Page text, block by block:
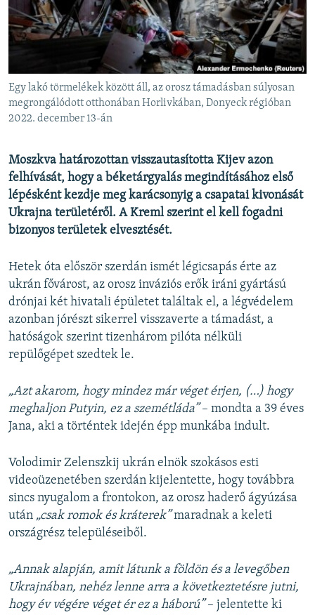
EURÓPAI UNIÓ
VILÁG
KLÍMAVÁLTOZÁS
A MÚLT TANULSÁGAI
Valamennyi RFE/RL weboldal
Egy lakó törmelékek között áll, az orosz támadásban súlyosan
megrongálódott otthonában Horlivkában, Donyeck régióban
2022. december 13-án
Moszkva határozottan visszautasította Kijev azon
felhívását, hogy a béketárgyalás megindításához első
lépésként kezdje meg karácsonyig a csapatai kivonását
Ukrajna területéről. A Kreml szerint el kell fogadni
bizonyos területek elvesztését.
Hetek óta először szerdán ismét légicsapás érte az
ukrán fővárost, az orosz inváziós erők iráni gyártású
drónjai két hivatali épületet találtak el, a légvédelem
azonban jórészt sikerrel visszaverte a támadást, a
hatóságok szerint tizenhárom pilóta nélküli
repülőgépet szedtek le.
„Azt akarom, hogy mindez már véget érjen, (…) hogy
meghaljon Putyin, ez a szemétláda”– mondta a 39 éves
Jana, aki a történtek idején épp munkába indult.
Volodimir Zelenszkij ukrán elnök szokásos esti
videoüzenetében szerdán kijelentette, hogy továbbra
sincs nyugalom a frontokon, az orosz haderő ágyúzása
után „csak romok és kráterek”maradnak a keleti
országrész településeiből.
„Annak alapján, amit látunk a földön és a levegőben
Ukrajnában, nehéz lenne arra a következtetésre jutni,
hogy év végére véget ér ez a háború”– jelentette ki